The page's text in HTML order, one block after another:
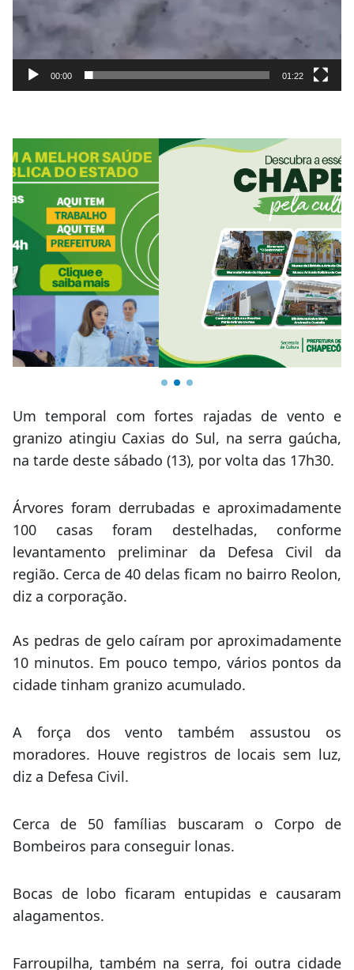
00:00 01:22
Um temporal com fortes rajadas de vento e
granizo atingiu Caxias do Sul, na serra gaúcha,
na tarde deste sábado (13), por volta das 17h30.
Árvores foram derrubadas e aproximadamente
100 casas foram destelhadas, conforme
levantamento preliminar da Defesa Civil da
região. Cerca de 40 delas ficam no bairro Reolon,
diz a corporação.
As pedras de gelo caíram por aproximadamente
10 minutos. Em pouco tempo, vários pontos da
cidade tinham granizo acumulado.
A força dos vento também assustou os
moradores. Houve registros de locais sem luz,
diz a Defesa Civil.
Cerca de 50 famílias buscaram o Corpo de
Bombeiros para conseguir lonas.
Bocas de lobo ficaram entupidas e causaram
alagamentos.
Farroupilha, também na serra, foi outra cidade